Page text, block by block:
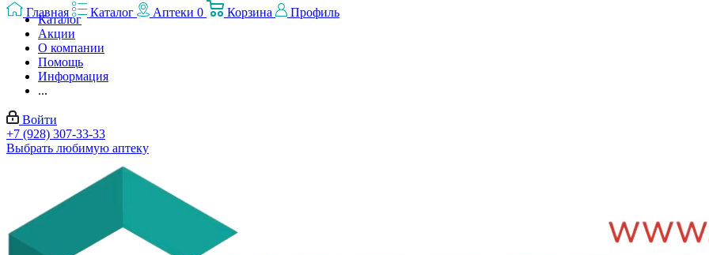
Каталог
Акции
О компании
Помощь
Информация
...
Войти
+7 (928) 307-33-33
Выбрать любимую аптеку
Главная Каталог Аптеки 0 Корзина Профиль